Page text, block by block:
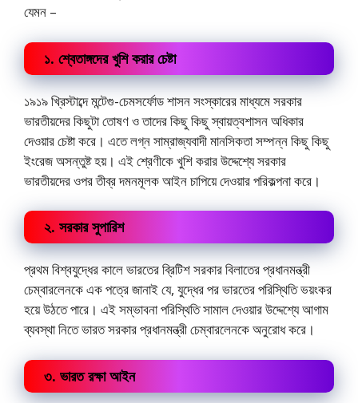
যেমন –
১. শ্বেতাঙ্গদের খুশি করার চেষ্টা
১৯১৯ খ্রিস্টাব্দে মন্টেগু-চেমসর্ফোড শাসন সংস্কারের মাধ্যমে সরকার
ভারতীয়দের কিছুটা তোষণ ও তাদের কিছু কিছু স্বায়ত্বশাসন অধিকার
দেওয়ার চেষ্টা করে। এতে লগ্ন সাম্রাজ্যবাদী মানসিকতা সম্পন্ন কিছু কিছু
ইংরেজ অসন্তুষ্ট হয়। এই শ্রেণীকে খুশি করার উদ্দেশ্যে সরকার
ভারতীয়দের ওপর তীব্র দমনমূলক আইন চাপিয়ে দেওয়ার পরিকল্পনা করে।
২. সরকার সুপারিশ
প্রথম বিশ্বযুদ্ধের কালে ভারতের ব্রিটিশ সরকার বিলাতের প্রধানমন্ত্রী
চেম্বারলেনকে এক পত্রে জানাই যে, যুদ্ধের পর ভারতের পরিস্থিতি ভয়ংকর
হয়ে উঠতে পারে। এই সম্ভাবনা পরিস্থিতি সামাল দেওয়ার উদ্দেশ্যে আগাম
ব্যবস্থা নিতে ভারত সরকার প্রধানমন্ত্রী চেম্বারলেনকে অনুরোধ করে।
৩. ভারত রক্ষা আইন